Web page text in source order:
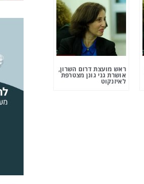
ראש מועצת דרום השרון,
אושרת גני גונן מצטרפת
לאיזנקוט